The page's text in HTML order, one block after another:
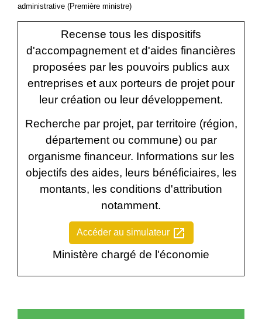
administrative (Première ministre)
Recense tous les dispositifs
d'accompagnement et d'aides financières
proposées par les pouvoirs publics aux
entreprises et aux porteurs de projet pour
leur création ou leur développement.
Recherche par projet, par territoire (région,
département ou commune) ou par
organisme financeur. Informations sur les
objectifs des aides, leurs bénéficiaires, les
montants, les conditions d'attribution
notamment.
Accéder au simulateur open_in_new
Ministère chargé de l'économie